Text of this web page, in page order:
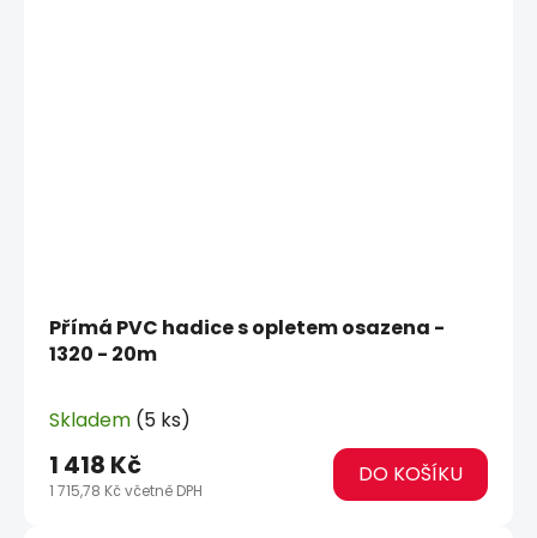
Přímá PVC hadice s opletem osazena -
1320 - 20m
Skladem (5 ks)
1 715,78 Kč včetně DPH
1 418 Kč DO KOŠÍKU